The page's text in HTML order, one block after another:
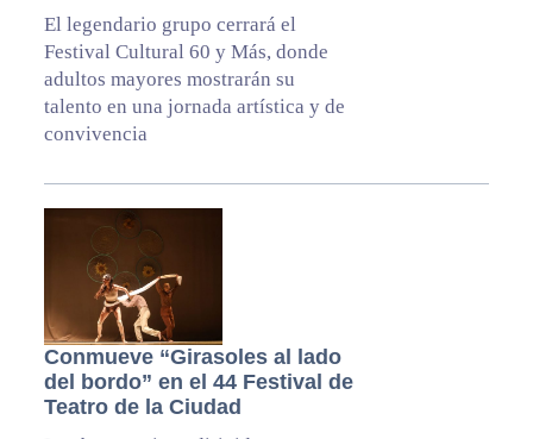
El legendario grupo cerrará el
Festival Cultural 60 y Más, donde
adultos mayores mostrarán su
talento en una jornada artística y de
convivencia
Conmueve “Girasoles al lado
del bordo” en el 44 Festival de
Teatro de la Ciudad